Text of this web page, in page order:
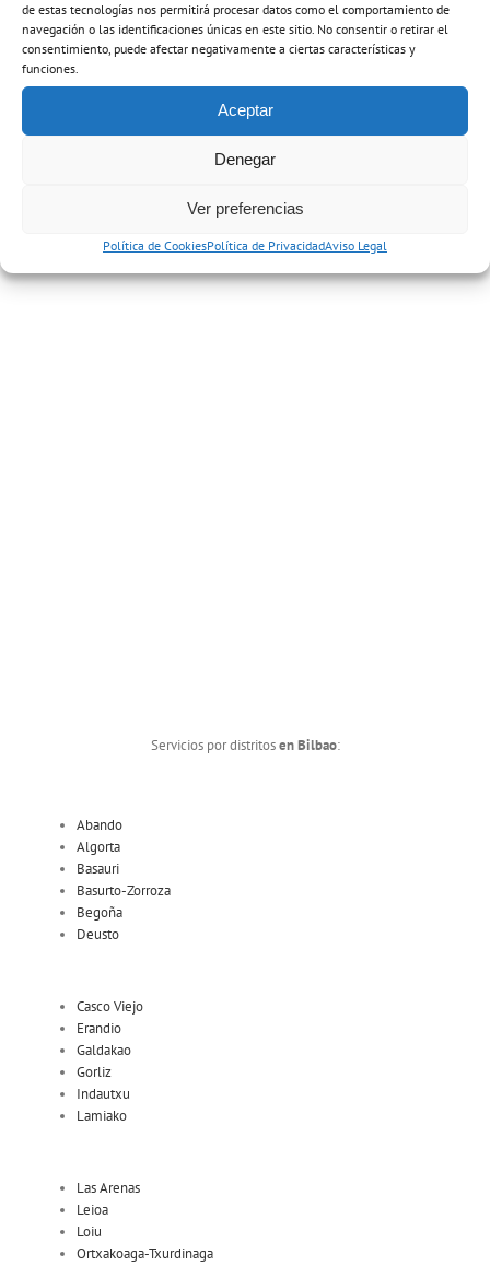
de estas tecnologías nos permitirá procesar datos como el comportamiento de
navegación o las identificaciones únicas en este sitio. No consentir o retirar el
consentimiento, puede afectar negativamente a ciertas características y
funciones.
Aceptar
Denegar
Ver preferencias
Política de CookiesPolítica de PrivacidadAviso Legal
Contacta por WhatsApp
Contacta por
WhatsApp
Llama al 688 850 747
Servicios por distritosen Bilbao:
Abando
Algorta
Basauri
Basurto-Zorroza
Begoña
Deusto
Casco Viejo
Erandio
Galdakao
Gorliz
Indautxu
Lamiako
Las Arenas
Leioa
Loiu
Ortxakoaga-Txurdinaga